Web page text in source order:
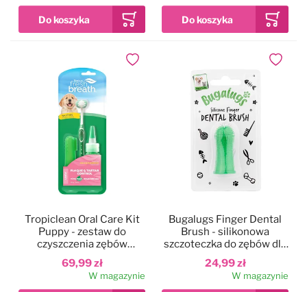
69,99 zł
Tropiclean Oral Care Kit
Puppy - zestaw do
czyszczenia zębów
szczeniąt
W magazynie
Dodaj do ulubionych
24,99 zł
Bugalugs Finger Dental
Brush - silikonowa
szczoteczka do zębów dla
psa i kota, zakładana na
palec
W magazynie
Dodaj